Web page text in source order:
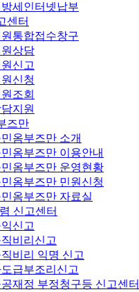
세인터넷납부
센터
통합접수창구
상담
신고
신청
조회
지원
즈만
옴부즈만 소개
옴부즈만 이용안내
민옴부즈만 운영현황
옴부즈만 민원신청
옴부즈만 자료실
신고센터
신고
비리신고
비리 익명 신고
급부조리신고
재정 부정청구등 신고센터